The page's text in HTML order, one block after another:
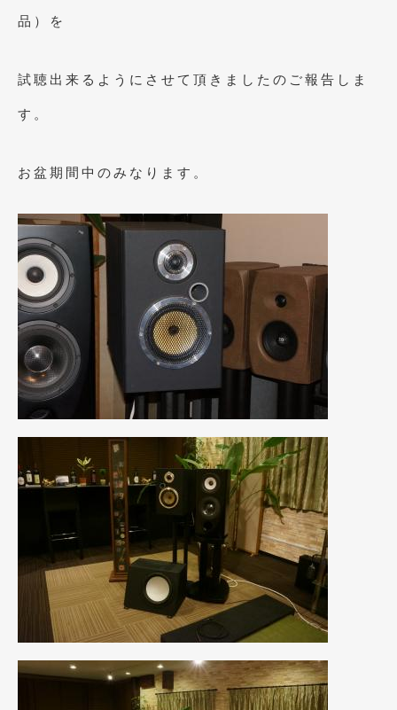
2023年8月
2022年8月 (1)
2022年1月(3)
2021年12月 (2)
2021年8月 (2)
2021年7月 (7)
2021年4月 (1)
2021年3月 (1)
2021年1月(2)
2020年12月(2)
2020年11月 (2)
2020年10月(1)
2020年9月 (3)
2020年8月(4)
2020年6月 (2)
品）を
試聴出来るようにさせて頂きましたのご報告しま
す。
お盆期間中のみなります。